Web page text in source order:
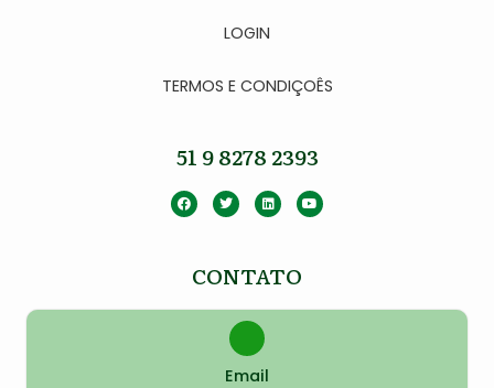
LOGIN
TERMOS E CONDIÇOÊS
51 9 8278 2393
CONTATO
Email